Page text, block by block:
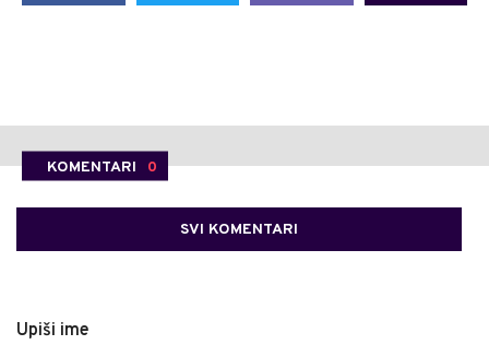
KOMENTARI 0
SVI KOMENTARI
Upiši ime